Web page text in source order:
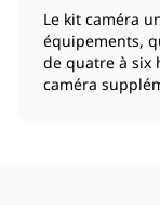
Le kit caméra
équipements,
de quatre à six
caméra